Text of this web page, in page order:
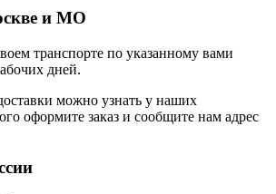
и МО
транспорте по указанному вами
дней.
можно узнать у наших
оформите заказ и сообщите нам адрес